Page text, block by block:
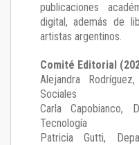
publicaciones
digital, además de
artistas argentinos.
Comité Editorial
Alejandra Rodríguez,
Sociales
Carla Capobianco,
Tecnología
Patricia Gutti,